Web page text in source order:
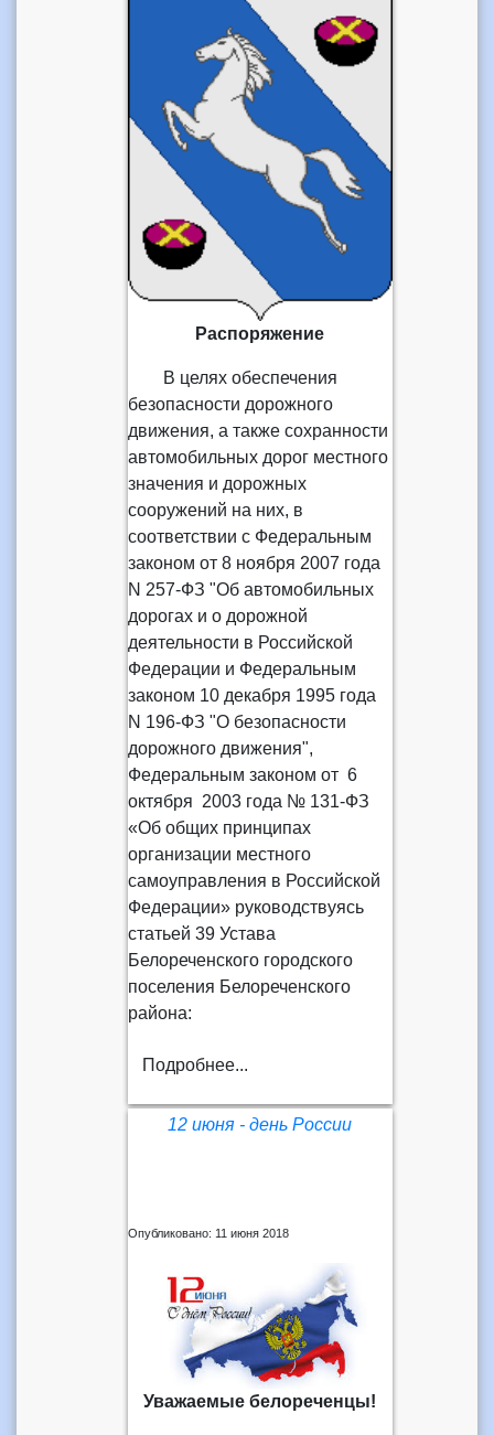
Распоряжение
В целях обеспечения
безопасности дорожного
движения, а также сохранности
автомобильных дорог местного
значения и дорожных
сооружений на них, в
соответствии с Федеральным
законом от 8 ноября 2007 года
N 257-ФЗ "Об автомобильных
дорогах и о дорожной
деятельности в Российской
Федерации и Федеральным
законом 10 декабря 1995 года
N 196-ФЗ "О безопасности
дорожного движения",
Федеральным законом от 6
октября 2003 года № 131-ФЗ
«Об общих принципах
организации местного
самоуправления в Российской
Федерации» руководствуясь
статьей 39 Устава
Белореченского городского
поселения Белореченского
района:
Подробнее...
12 июня - день России
Опубликовано: 11 июня 2018
Уважаемые белореченцы!